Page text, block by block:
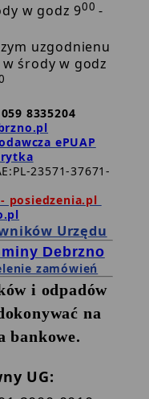
w godz 900 -
uzgodnienu
środy w godz
8335204
ePUAP
23571-37671-
posiedzenia.pl
Urzędu
Debrzno
zamówień
i odpadów
na
bankowe.
UG:
i
wniosek